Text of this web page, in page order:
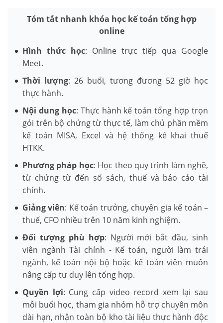
Tóm tắt nhanh khóa học kế toán tổng hợp
online
Hình thức học: Online trực tiếp qua Google
Meet.
Thời lượng: 26 buổi, tương đương 52 giờ học
thực hành.
Nội dung học: Thực hành kế toán tổng hợp trọn
gói trên bộ chứng từ thực tế, làm chủ phần mềm
kế toán MISA, Excel và hệ thống kê khai thuế
HTKK.
Phương pháp học: Học theo quy trình làm nghề,
từ chứng từ đến sổ sách, thuế và báo cáo tài
chính.
Giảng viên: Kế toán trưởng, chuyên gia kế toán –
thuế, CFO nhiều trên 10 năm kinh nghiệm.
Đối tượng phù hợp: Người mới bắt đầu, sinh
viên ngành Tài chính - Kế toán, người làm trái
ngành, kế toán nội bộ hoặc kế toán viên muốn
nâng cấp tư duy lên tổng hợp.
Quyền lợi: Cung cấp video record xem lại sau
mỗi buổi học, tham gia nhóm hỗ trợ chuyên môn
dài hạn, nhận toàn bộ kho tài liệu thực hành độc